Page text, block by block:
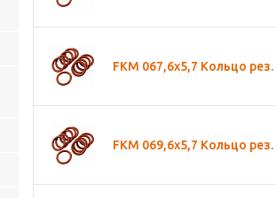
FKM 067,6х5,7 Кольцо рез.
FKM 069,6х5,7 Кольцо рез.